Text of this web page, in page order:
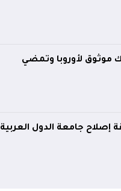
موثوق لأوروبا وتمضي
إصلاح جامعة الدول العربية